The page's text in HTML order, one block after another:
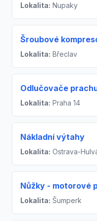
Lokalita: Nupaky
Šroubové
Lokalita: Břeclav
Odlučovače
Lokalita: Praha 14
Nákladní výtahy
Lokalita: Ostrava-
Nůžky - motorové
Lokalita: Šumperk